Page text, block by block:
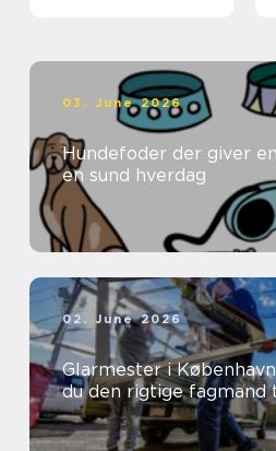
03. June 2026
Hundefoder der giver
en sund hverdag
02. June 2026
Glarmester i
du den rigtige fagmand